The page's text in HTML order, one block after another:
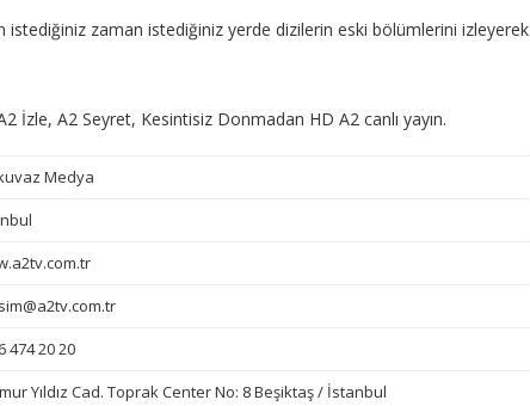
zaman istediğiniz yerde dizilerin eski bölümlerini izleyerek
İzle, A2 Seyret, Kesintisiz Donmadan HD A2 canlı yayın.
Medya
474 20 20
Yıldız Cad. Toprak Center No: 8 Beşiktaş / İstanbul